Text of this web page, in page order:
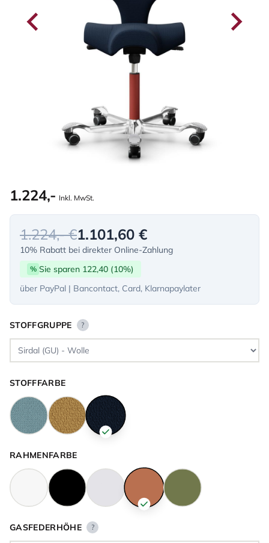
1.224,- Inkl. MwSt.
1.224,- €1.101,60 €
10% Rabatt bei direkter Online-Zahlung
% Sie sparen 122,40 (10%)
über PayPal | Bancontact, Card, Klarnapaylater
STOFFGRUPPE ?
STOFFFARBE
RAHMENFARBE
GASFEDERHÖHE ?